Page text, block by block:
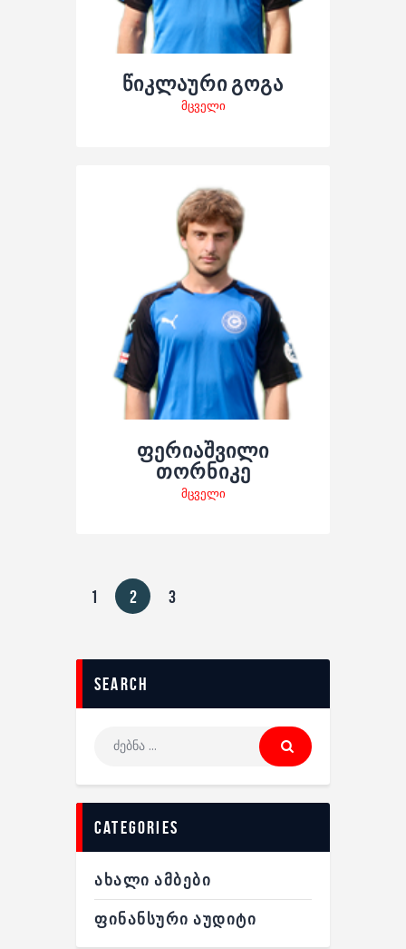
წიკლაური გოგა
მცველი
ფერიაშვილი
თორნიკე
მცველი
1 2 3
search
categories
ᲐᲮᲐᲚᲘ ᲐᲛᲑᲔᲑᲘ
ᲤᲘᲜᲐᲜᲡᲣᲠᲘ ᲐᲣᲓᲘᲢᲘ